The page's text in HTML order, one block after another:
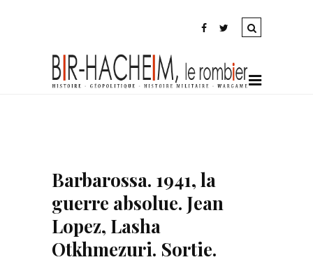
Barbarossa. 1941, la
guerre absolue. Jean
Lopez, Lasha
Otkhmezuri. Sortie.